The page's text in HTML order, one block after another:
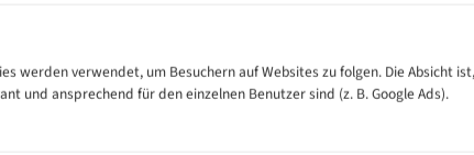
4/6
4/6
35 - 70
5/8
werden verwendet, um Besuchern auf Websites zu folgen. Die Absicht
und ansprechend für den einzelnen Benutzer sind (z. B. Google Ads).